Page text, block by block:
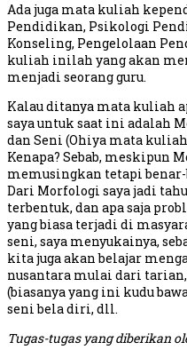
Ada juga mata kuliah
Pendidikan, Psikologi
Konseling, Pengelolaan
kuliah inilah yang akan
menjadi seorang guru.
Kalau ditanya mata kuliah
saya untuk saat ini adalah
dan Seni (Ohiya mata
Kenapa? Sebab, meskipun
memusingkan tetapi
Dari Morfologi saya jadi
terbentuk, dan apa saja
yang biasa terjadi di
seni, saya menyukainya,
kita juga akan belajar
nusantara mulai dari
(biasanya yang ini kudu
seni bela diri, dll.
Tugas-tugas yang diberikan